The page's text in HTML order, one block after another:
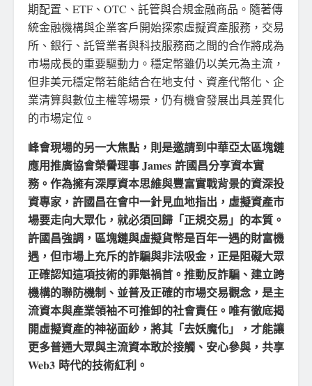
期配置、ETF、OTC、託管與合規金融商品。隨著傳
統金融機構與企業客戶開始探索虛擬資產服務，交易
所、銀行、託管業者與科技服務商之間的合作將成為
市場成長的重要驅動力。穩定幣雖仍以美元為主流，
但非美元穩定幣若能結合在地支付、資產代幣化、企
業清算與數位主權等場景，仍有機會發展出具差異化
的市場定位。
峰會現場的另一大焦點，則是邀請到中華亞太區塊鏈
應用推廣協會榮譽理事 James 許國昌分享資本實
務。作為擁有深厚資本思維與豐富實戰背景的資深投
資專家，許國昌在會中一針見血地指出，虛擬資產市
場要走向大眾化，就必須回歸「正規交易」的本質。
許國昌強調，區塊鏈與虛擬貨幣是百年一遇的財富機
遇，但市場上充斥的詐騙與非法吸金，正是阻礙大眾
正確認知這項技術的罪魁禍首。推動反詐騙、建立跨
機構的聯防機制、並普及正確的市場交易觀念，是主
流資本與產業領袖不可推卸的社會責任。唯有徹底揭
開虛擬資產的神祕面紗，將其「去妖魔化」，才能讓
更多普通大眾與主流資本敢於接觸、安心參與，共享
Web3 時代的技術紅利。